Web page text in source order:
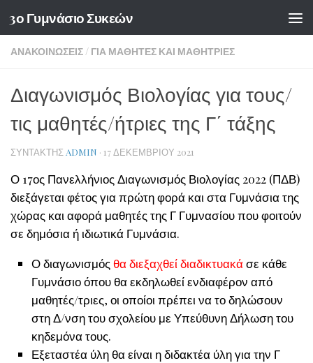
Skip to content
3ο Γυμνάσιο Συκεών
ΑΝΑΚΟΙΝΏΣΕΙΣ/ ΓΙΑ ΜΑΘΗΤΈΣ ΚΑΙ ΜΑΘΉΤΡΙΕΣ
Διαγωνισμός Βιολογίας για τους/
τις μαθητές/ήτριες της Γ΄ τάξης
ΣΥΝΤΆΚΤΗΣ ADMIN · 17 ΔΕΚΕΜΒΡΊΟΥ 2021
Ο 17ος Πανελλήνιος Διαγωνισμός Βιολογίας 2022 (ΠΔΒ)
διεξάγεται φέτος για πρώτη φορά και στα Γυμνάσια της
χώρας και αφορά μαθητές της Γ Γυμνασίου που φοιτούν
σε δημόσια ή ιδιωτικά Γυμνάσια.
Ο διαγωνισμόςθα διεξαχθεί διαδικτυακάσε κάθε
Γυμνάσιο όπου θα εκδηλωθεί ενδιαφέρον από
μαθητές/τριες, οι οποίοι πρέπει να το δηλώσουν
στη Δ/νση του σχολείου με Υπεύθυνη Δήλωση του
κηδεμόνα τους.
Εξεταστέα ύλη θα είναι η διδακτέα ύλη για την Γ